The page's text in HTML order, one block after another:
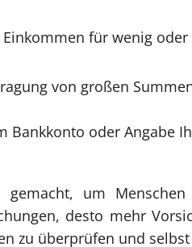
für wenig
von großen
Bankkonto oder Angabe
gemacht, um
desto mehr
zu überprüfen und